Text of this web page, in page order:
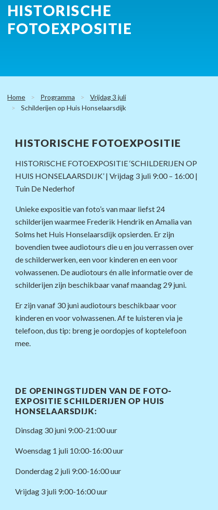
HISTORISCHE
FOTOEXPOSITIE
Home Programma
Vrijdag 3 juli
Schilderijen op Huis Honselaarsdijk
HISTORISCHE FOTOEXPOSITIE
HISTORISCHE FOTOEXPOSITIE ‘SCHILDERIJEN OP
HUIS HONSELAARSDIJK’ | Vrijdag 3 juli 9:00 – 16:00 |
Tuin De Nederhof
Unieke expositie van foto’s van maar liefst 24
schilderijen waarmee Frederik Hendrik en Amalia van
Solms het Huis Honselaarsdijk opsierden. Er zijn
bovendien twee audiotours die u en jou verrassen over
de schilderwerken, een voor kinderen en een voor
volwassenen. De audiotours én alle informatie over de
schilderijen zijn beschikbaar vanaf maandag 29 juni.
Er zijn vanaf 30 juni audiotours beschikbaar voor
kinderen en voor volwassenen. Af te luisteren via je
telefoon, dus tip: breng je oordopjes of koptelefoon
mee.
DE OPENINGSTIJDEN VAN DE FOTO-
EXPOSITIE SCHILDERIJEN OP HUIS
HONSELAARSDIJK:
Dinsdag 30 juni 9:00-21:00 uur
Woensdag 1 juli 10:00-16:00 uur
Donderdag 2 juli 9:00-16:00 uur
Vrijdag 3 juli 9:00-16:00 uur